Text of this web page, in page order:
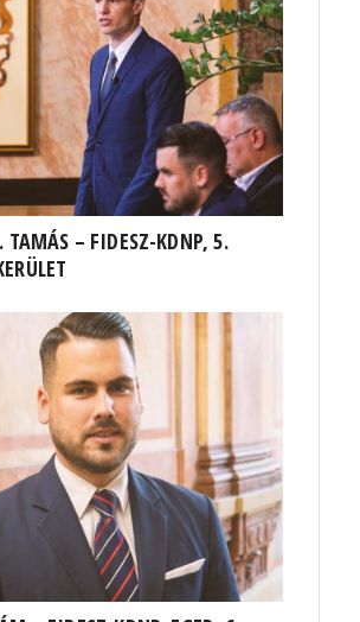
TAMÁS – FIDESZ-KDNP, 5.